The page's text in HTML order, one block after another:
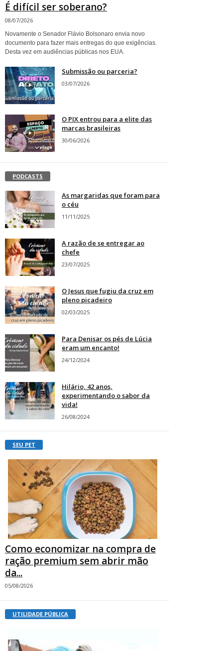
É difícil ser soberano?
08/07/2026
Novamente o Senador Flávio Bolsonaro envia novo
documento para fazer mais entregas do que exigências.
Desta vez em audiências públicas nos EUA.
Submissão ou parceria?
03/07/2026
O PIX entrou para a elite das
marcas brasileiras
30/06/2026
PODCASTS
As margaridas que foram para
o céu
11/11/2025
A razão de se entregar ao
chefe
23/07/2025
O Jesus que fugiu da cruz em
pleno picadeiro
02/03/2025
Para Denisar os pés de Lúcia
eram um encanto!
24/12/2024
Hilário, 42 anos,
experimentando o sabor da
vida!
26/08/2024
SEU PET
Como economizar na compra de
ração premium sem abrir mão
da...
05/08/2026
UTILIDADE PÚBLICA